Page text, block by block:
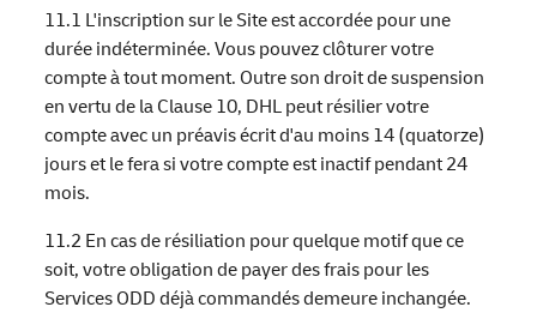
11.1 L'inscription sur le Site est accordée pour une
durée indéterminée. Vous pouvez clôturer votre
compte à tout moment. Outre son droit de suspension
en vertu de la Clause 10, DHL peut résilier votre
compte avec un préavis écrit d'au moins 14 (quatorze)
jours et le fera si votre compte est inactif pendant 24
mois.
11.2 En cas de résiliation pour quelque motif que ce
soit, votre obligation de payer des frais pour les
Services ODD déjà commandés demeure inchangée.